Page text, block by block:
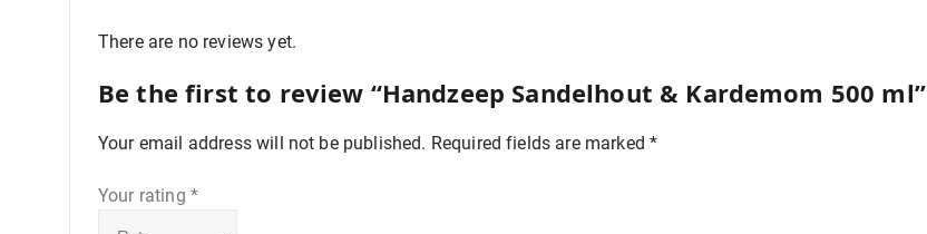
There are no reviews yet.
Be the first to review “Handzeep Sandelhout & Kardemom 500 ml”
Your email address will not be published. Required fields are marked*
Your rating *